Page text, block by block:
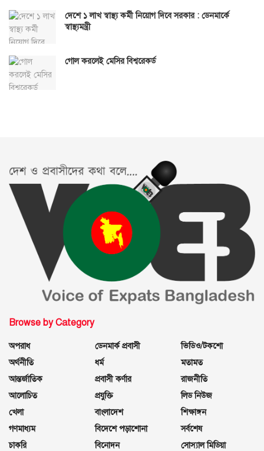
দেশে ১ লাখ স্বাস্থ্য কর্মী নিয়োগ দিবে সরকার : ডেনমার্কে
স্বাস্থ্যমন্ত্রী
গোল করলেই মেসির বিশ্বরেকর্ড
Browse by Category
অপরাধ
অর্থনীতি
আন্তর্জাতিক
আলোচিত
খেলা
গণমাধ্যম
চাকরি
ডেনমার্ক প্রবাসী
ধর্ম
প্রবাসী কর্ণার
প্রযুক্তি
বাংলাদেশ
বিদেশে পড়াশোনা
বিনোদন
ভিডিও/টকশো
মতামত
রাজনীতি
লিড নিউজ
শিক্ষাঙ্গন
সর্বশেষ
সোস্যাল মিডিয়া